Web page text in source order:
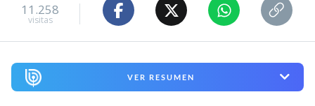
11.258
visitas
VER RESUMEN